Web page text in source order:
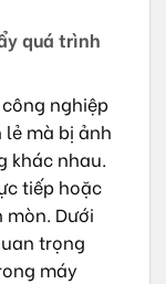
quá trình
nghiệp
mà bị ảnh
khác nhau.
tiếp hoặc
Dưới
trọng
máy